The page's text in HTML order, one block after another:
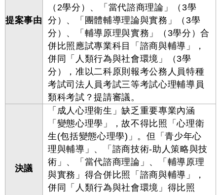
提案事由
（2學分）、「當代諮商理論」（3學
分）、「團體輔導理論與實務」（3學
分）、「輔導原理與實務」（3學分）合
併比照應試專業科目「諮商與輔導」，
併同「人類行為與社會環境」（3學
分），准以二科原則報考公務人員特種
考試司法人員考試三等考試心理輔導員
類科考試？提請審議。
決議
「成人心理衛生」缺乏重要專業內涵
「變態心理學」，故不得比照「心理衛
生(包括變態心理學)」。但「青少年心
理與輔導」、「諮商技術-助人策略與技
術」、「當代諮商理論」、「輔導原理
與實務」得合併比照「諮商與輔導」，
併同「人類行為與社會環境」得比照